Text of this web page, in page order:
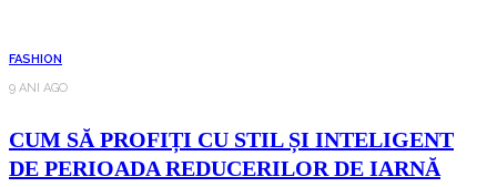
FASHION
9 ANI AGO
CUM SĂ PROFIȚI CU STIL ȘI INTELIGENT
DE PERIOADA REDUCERILOR DE IARNĂ